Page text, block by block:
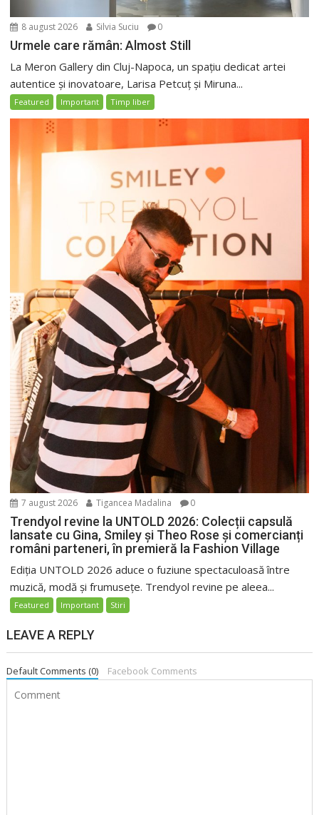
8 august 2026 Silvia Suciu 0
Urmele care rămân: Almost Still
La Meron Gallery din Cluj-Napoca, un spațiu dedicat artei
autentice și inovatoare, Larisa Petcuț și Miruna...
Featured Important Timp liber
7 august 2026 Tigancea Madalina 0
Trendyol revine la UNTOLD 2026: Colecții capsulă
lansate cu Gina, Smiley și Theo Rose și comercianți
români parteneri, în premieră la Fashion Village
Ediția UNTOLD 2026 aduce o fuziune spectaculoasă între
muzică, modă și frumusețe. Trendyol revine pe aleea...
Featured Important Stiri
LEAVE A REPLY
Default Comments (0) Facebook Comments